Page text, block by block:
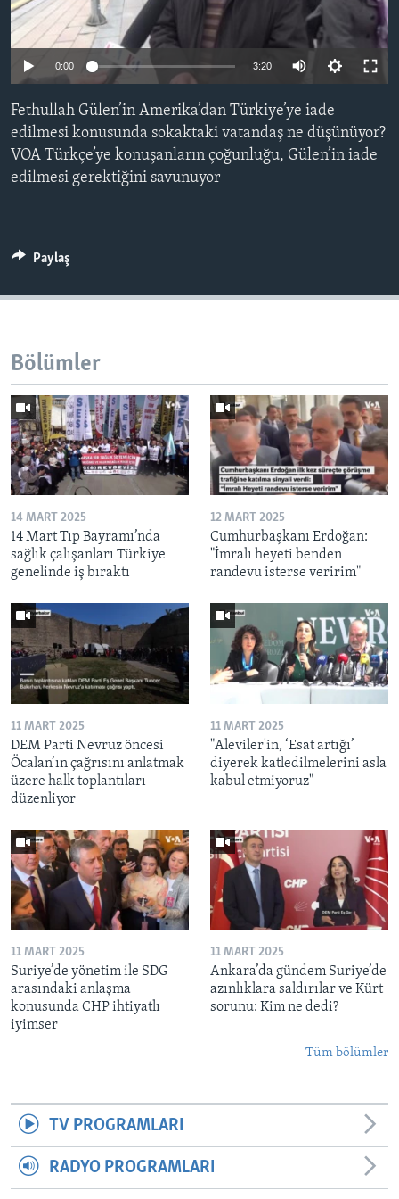
HAYATTAN
SANAT
BIZI TAKIP EDIN
Diller
0:00 3:20
Fethullah Gülen’in Amerika’dan Türkiye’ye iade
edilmesi konusunda sokaktaki vatandaş ne düşünüyor?
VOA Türkçe’ye konuşanların çoğunluğu, Gülen’in iade
edilmesi gerektiğini savunuyor
Paylaş
Bölümler
14 MART 2025
14 Mart Tıp Bayramı’nda
sağlık çalışanları Türkiye
genelinde iş bıraktı
12 MART 2025
Cumhurbaşkanı Erdoğan:
"İmralı heyeti benden
randevu isterse veririm"
11 MART 2025
DEM Parti Nevruz öncesi
Öcalan’ın çağrısını anlatmak
üzere halk toplantıları
düzenliyor
11 MART 2025
"Aleviler'in, ‘Esat artığı’
diyerek katledilmelerini asla
kabul etmiyoruz"
11 MART 2025
Suriye’de yönetim ile SDG
arasındaki anlaşma
konusunda CHP ihtiyatlı
iyimser
11 MART 2025
Ankara’da gündem Suriye’de
azınlıklara saldırılar ve Kürt
sorunu: Kim ne dedi?
Tüm bölümler
TV PROGRAMLARI
RADYO PROGRAMLARI